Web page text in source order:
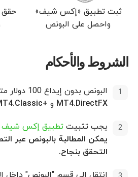
ثبت تطبيق «إكس شيف»
واحصل على البونص
حقق
الشروط والأحكام
البونص بدون إيداع 100 دولار متاح فقط لحسابات
MT4.DirectFX و +MT4.Classic
يجب تثبيت تطبيق إكس شيف
يمكن المطالبة بالبونص عبر
التحقق بنجاح.